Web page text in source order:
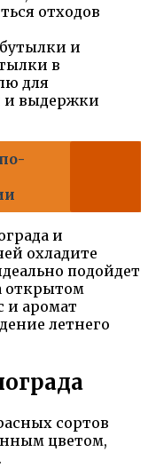
отходов
и
в
для
и выдержки
и
охладите
подойдет
открытом
и аромат
летнего
сортов
цветом,